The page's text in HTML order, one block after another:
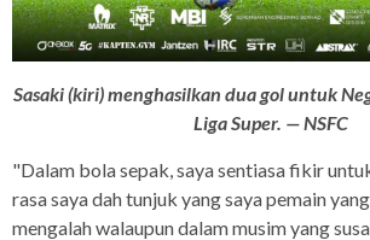
Sasaki (kiri) menghasilkan dua gol untuk
Liga Super. — NSFC
"Dalam bola sepak, saya sentiasa fikir
rasa saya dah tunjuk yang saya pemain
mengalah walaupun dalam musim yang